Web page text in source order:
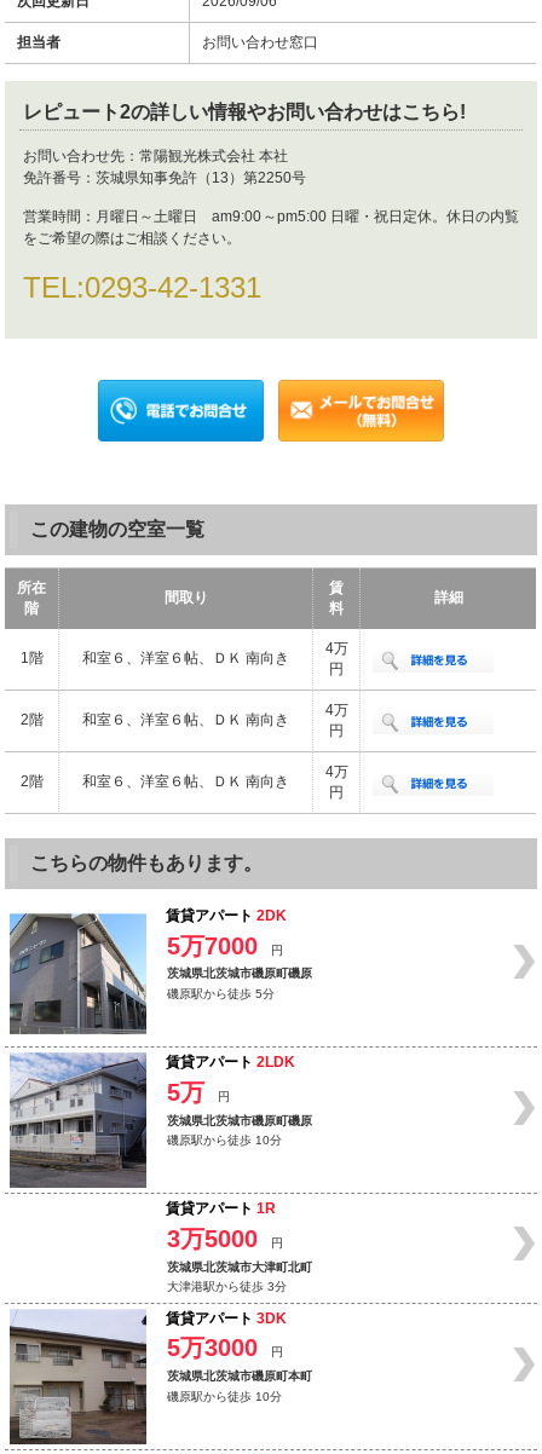
担当者 お問い合わせ窓口
レピュート2の詳しい情報やお問い合わせはこちら!
お問い合わせ先： 常陽観光株式会社 本社
免許番号： 茨城県知事免許（13）第2250号
営業時間： 月曜日～土曜日 am9:00～pm5:00 日曜・祝日定休。休日の内覧
をご希望の際はご相談ください。
TEL:0293-42-1331
この建物の空室一覧
所在
階
間取り
賃
料
詳細
1階 和室６、洋室６帖、ＤＫ 南向き
4万
円
2階 和室６、洋室６帖、ＤＫ 南向き
4万
円
2階 和室６、洋室６帖、ＤＫ 南向き
4万
円
こちらの物件もあります。
賃貸アパート 2DK
5万7000
円
茨城県北茨城市磯原町磯原
磯原駅から徒歩 5分
賃貸アパート 2LDK
5万
円
茨城県北茨城市磯原町磯原
磯原駅から徒歩 10分
賃貸アパート 1R
3万5000
円
茨城県北茨城市大津町北町
大津港駅から徒歩 3分
賃貸アパート 3DK
5万3000
円
茨城県北茨城市磯原町本町
磯原駅から徒歩 10分